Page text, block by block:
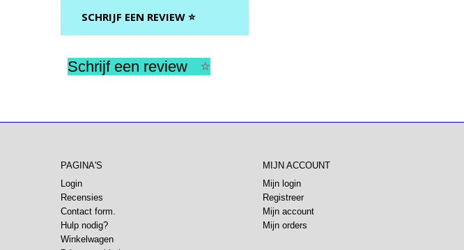
SCHRIJF EEN REVIEW ⭐
Schrijf een review ⭐
PAGINA'S
Login
Recensies
Contact form.
Hulp nodig?
Winkelwagen
MIJN ACCOUNT
Mijn login
Registreer
Mijn account
Mijn orders